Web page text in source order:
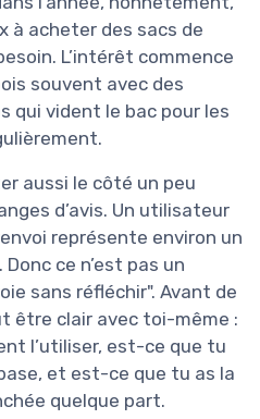
à acheter des sacs de
L’intérêt commence
souvent avec des
qui vident le bac pour les
aussi le côté un peu
d’avis. Un utilisateur
représente environ un
ce n’est pas un
sans réfléchir". Avant de
être clair avec toi-même :
l’utiliser, est-ce que tu
et est-ce que tu as la
quelque part.